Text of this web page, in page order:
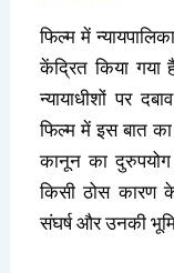
फिल्म में
केंद्रित किया गया
न्यायाधीशों पर
फिल्म में इस बात
कानून का दुरुपयोग
किसी ठोस कारण
संघर्ष और उनकी